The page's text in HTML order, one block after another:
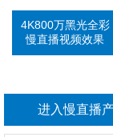
4K800万黑光全彩
慢直播视频效果
进入慢直播